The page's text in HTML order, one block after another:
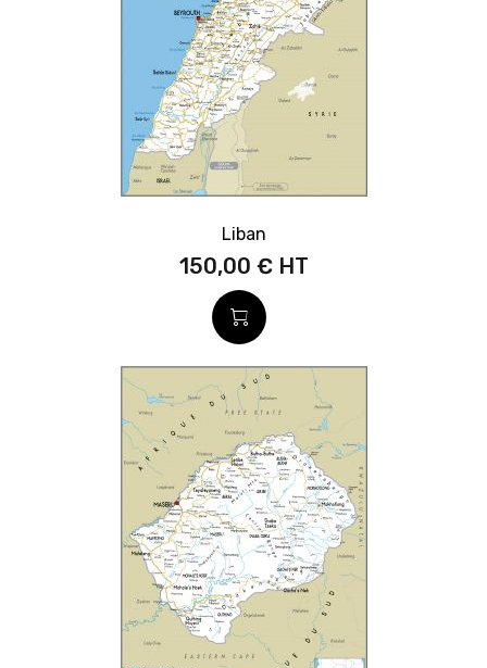
Liban
150,00 €